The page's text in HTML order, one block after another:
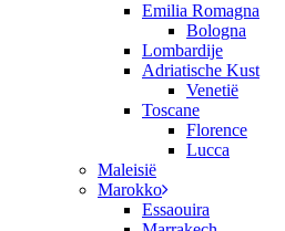
Emilia Romagna
Bologna
Lombardije
Adriatische Kust
Venetië
Toscane
Florence
Lucca
Maleisië
Marokko
Essaouira